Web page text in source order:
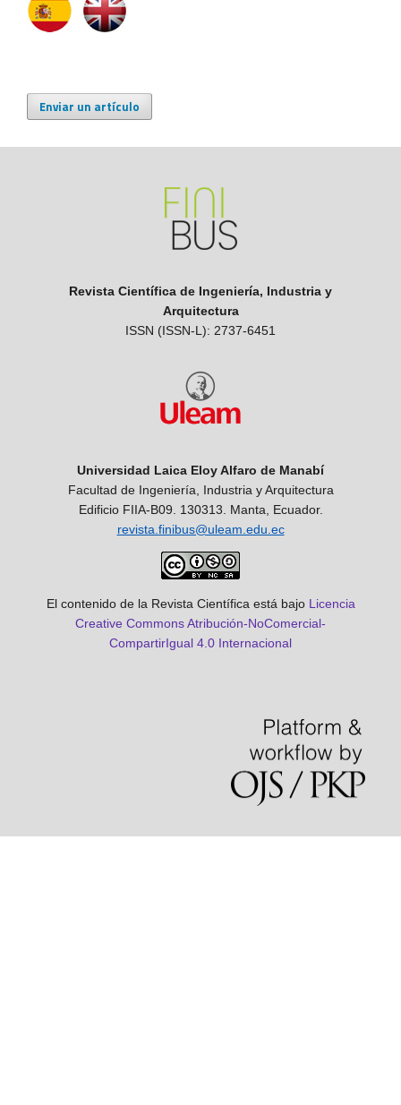
Enviar un artículo
Revista Científica de Ingeniería, Industria y
Arquitectura
ISSN (ISSN-L): 2737-6451
Universidad Laica Eloy Alfaro de Manabí
Facultad de Ingeniería, Industria y Arquitectura
Edificio FIIA-B09. 130313. Manta, Ecuador.
revista.finibus@uleam.edu.ec
El contenido de la Revista Científica está bajo Licencia
Creative Commons Atribución-NoComercial-
CompartirIgual 4.0 Internacional